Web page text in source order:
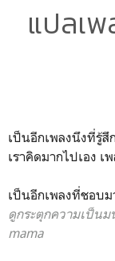
แปลเ
เป็นอีกเพลงนึงที่รู้สึ
เราคิดมากไปเอง เ
เป็นอีกเพลงที่ชอบม
ดูกระตุกความเป็น
mama